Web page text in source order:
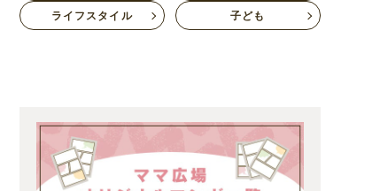
ライフスタイル
子ども